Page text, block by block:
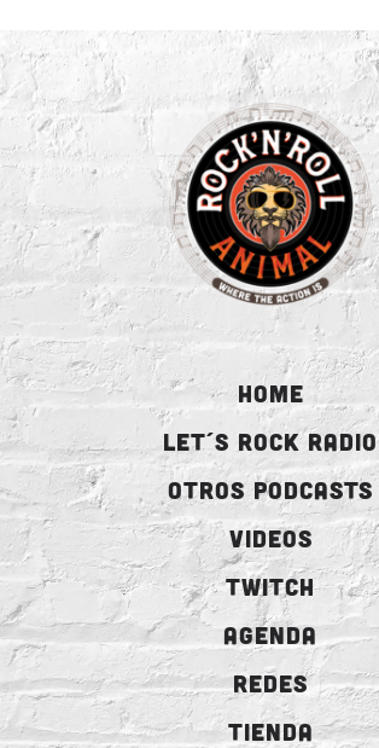
HOME
LET´S ROCK RADIO
OTROS PODCASTS
VIDEOS
TWITCH
AGENDA
REDES
TIENDA